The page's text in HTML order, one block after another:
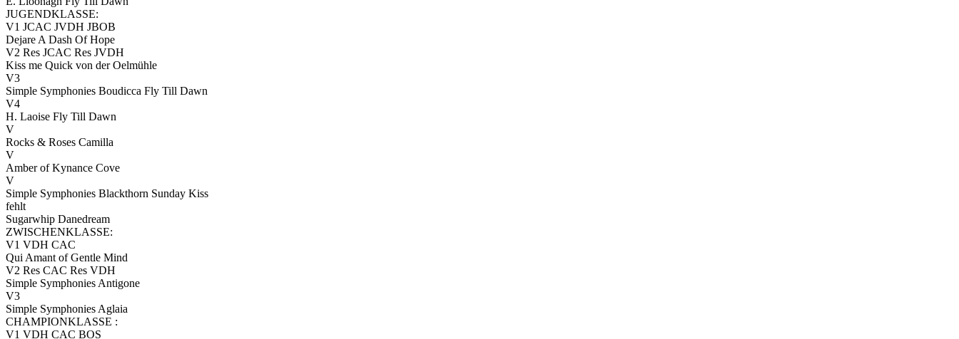
JUGENDKLASSE:
V1 JCAC JVDH JBOB
Dejare A Dash Of Hope
V2 Res JCAC Res JVDH
Kiss me Quick von der Oelmühle
V3
Simple Symphonies Boudicca Fly Till Dawn
V4
H. Laoise Fly Till Dawn
V
Rocks & Roses Camilla
V
Amber of Kynance Cove
V
Simple Symphonies Blackthorn Sunday Kiss
fehlt
Sugarwhip Danedream
ZWISCHENKLASSE:
V1 VDH CAC
Qui Amant of Gentle Mind
V2 Res CAC Res VDH
Simple Symphonies Antigone
V3
Simple Symphonies Aglaia
CHAMPIONKLASSE :
V1 VDH CAC BOS